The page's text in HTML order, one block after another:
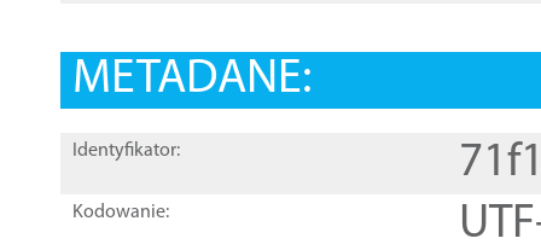
METADANE:
Identyfikator:
Kodowanie: